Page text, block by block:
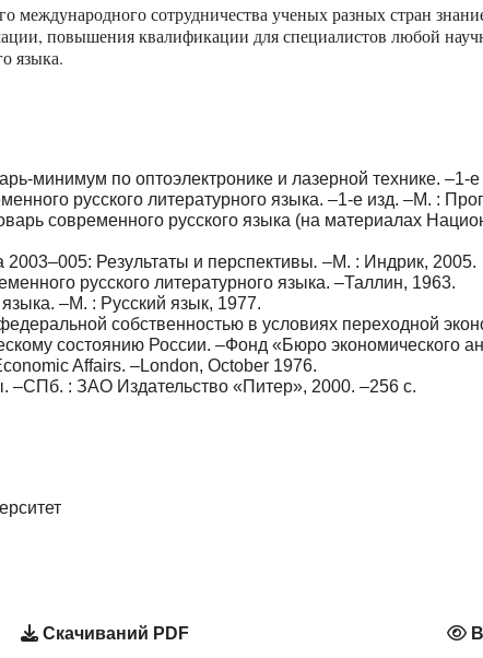
сотрудничества ученых разных стран
повышения квалификации для специалистов любой
языка.
минимум по оптоэлектронике и лазерной технике. –1-
русского литературного языка. –1-е изд. –М. :
современного русского языка (на материалах
Результаты и перспективы. –М. : Индрик, 2005.
русского литературного языка. –Таллин, 1963.
–М. : Русский язык, 1977.
собственностью в условиях переходной
состоянию России. –Фонд «Бюро экономического
Affairs. –London, October 1976.
–СПб. : ЗАО Издательство «Питер», 2000. –256 с.
Скачиваний PDF